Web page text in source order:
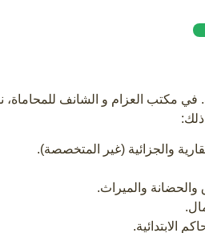
في مكتب العزام و الشانف
والجزائية (غير المتخصصة).
والحضانة والميراث.
الابتدائية.